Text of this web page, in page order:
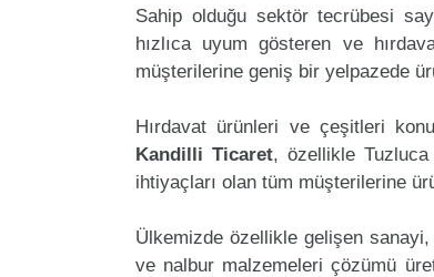
Sahip olduğu sektör tecrübesi
hızlıca uyum gösteren ve
müşterilerine geniş bir yelpazede
Hırdavat ürünleri ve çeşitleri
Kandilli Ticaret, özellikle Tuzluca
ihtiyaçları olan tüm müşterilerine
Ülkemizde özellikle gelişen
ve nalbur malzemeleri çözümü